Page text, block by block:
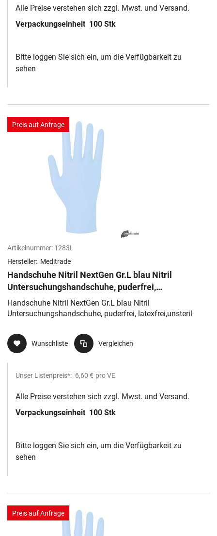
Alle Preise verstehen sich zzgl. Mwst. und Versand.
Verpackungseinheit 100 Stk
Bitte loggen Sie sich ein, um die Verfügbarkeit zu
sehen
Preis auf Anfrage
Artikelnummer: 1283L
Hersteller: Meditrade
Handschuhe Nitril NextGen Gr.L blau Nitril
Untersuchungshandschuhe, puderfrei,
latexfrei,unsteril
Handschuhe Nitril NextGen Gr.L blau Nitril
Untersuchungshandschuhe, puderfrei, latexfrei,unsteril
Wunschliste Vergleichen
Unser Listenpreis*: 6,60 € pro VE
Alle Preise verstehen sich zzgl. Mwst. und Versand.
Verpackungseinheit 100 Stk
Bitte loggen Sie sich ein, um die Verfügbarkeit zu
sehen
Preis auf Anfrage